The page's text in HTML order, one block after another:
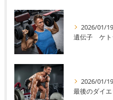
2026/01/19
遺伝子 ケ
2026/01/19